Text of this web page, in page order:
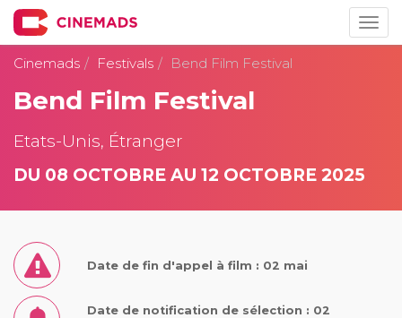
Cinemads
Festivals Bend Film Festival
Bend Film Festival
Etats-Unis, Étranger
DU 08 OCTOBRE AU 12 OCTOBRE 2025
Date de fin d'appel à film : 02 mai
Date de notification de sélection : 02